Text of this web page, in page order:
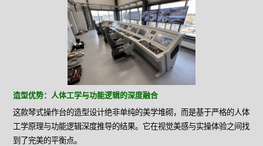
造型优势：人体工学与功能逻辑的深度融合
这款琴式操作台的造型设计绝非单纯的美学堆砌，而是基于严格的人体
工学原理与功能逻辑深度推导的结果。它在视觉美感与实操体验之间找
到了完美的平衡点。